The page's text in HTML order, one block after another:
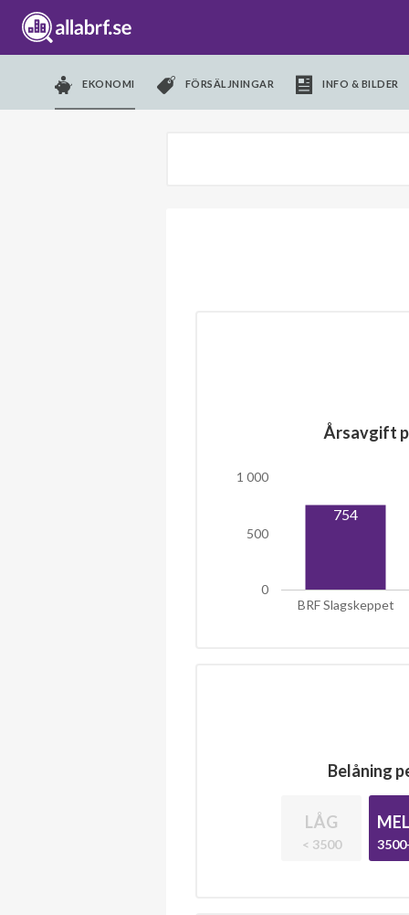
EKONOMI FÖRSÄLJNINGAR INFO & BILDER
Årsavgift
BRF Slagskeppet
0
500
1 000
754
Belåning
LÅG
< 3500